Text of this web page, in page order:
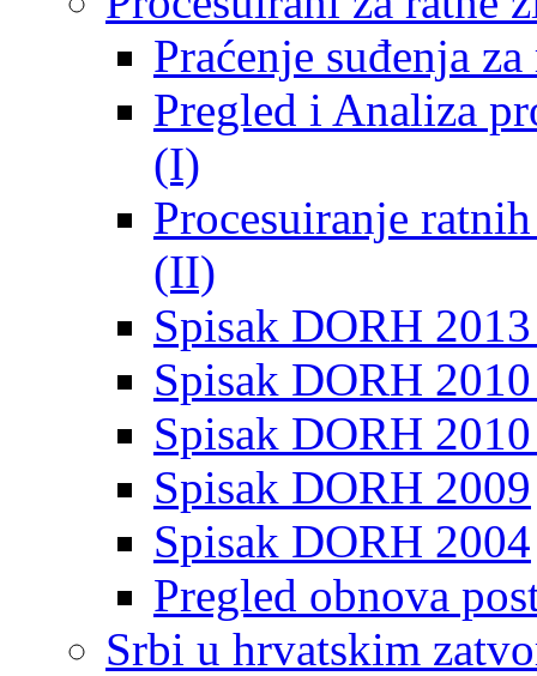
Praćenje suđenja
Pregled i Analiza
(I)
Procesuiranje
(II)
Spisak DORH
Spisak DORH
Spisak DORH
Spisak DORH 2009
Spisak DORH 2004
Pregled obnova
Srbi u hrvatskim